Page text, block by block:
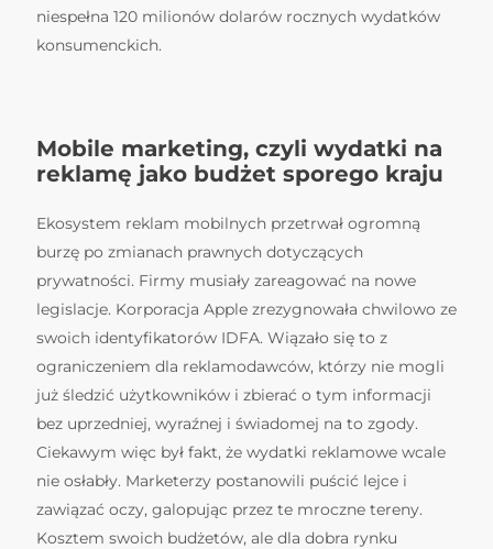
niespełna 120 milionów dolarów rocznych wydatków
konsumenckich.
Mobile marketing, czyli wydatki na
reklamę jako budżet sporego kraju
Ekosystem reklam mobilnych przetrwał ogromną
burzę po zmianach prawnych dotyczących
prywatności. Firmy musiały zareagować na nowe
legislacje. Korporacja Apple zrezygnowała chwilowo ze
swoich identyfikatorów IDFA. Wiązało się to z
ograniczeniem dla reklamodawców, którzy nie mogli
już śledzić użytkowników i zbierać o tym informacji
bez uprzedniej, wyraźnej i świadomej na to zgody.
Ciekawym więc był fakt, że wydatki reklamowe wcale
nie osłabły. Marketerzy postanowili puścić lejce i
zawiązać oczy, galopując przez te mroczne tereny.
Kosztem swoich budżetów, ale dla dobra rynku